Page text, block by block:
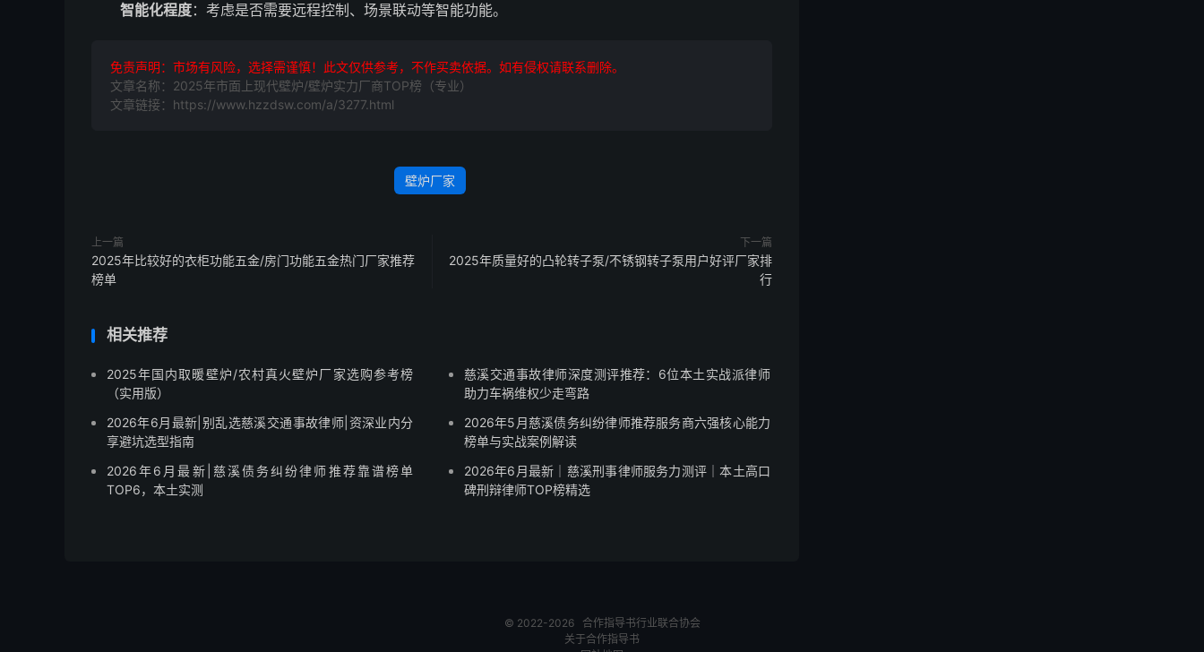
智能化程度：考虑是否需要远程控制、场景联动等智能功能。
免责声明：市场有风险，选择需谨慎！此文仅供参考，不作买卖依据。如有侵权请联系删除。
文章名称：2025年市面上现代壁炉/壁炉实力厂商TOP榜（专业）
文章链接：https://www.hzzdsw.com/a/3277.html
壁炉厂家
上一篇
2025年比较好的衣柜功能五金/房门功能五金热门厂家推荐
榜单
下一篇
2025年质量好的凸轮转子泵/不锈钢转子泵用户好评厂家排
行
相关推荐
2025年国内取暖壁炉/农村真火壁炉厂家选购参考榜
（实用版）
慈溪交通事故律师深度测评推荐：6位本土实战派律师
助力车祸维权少走弯路
2026年6月最新|别乱选慈溪交通事故律师|资深业内分
享避坑选型指南
2026年5月慈溪债务纠纷律师推荐服务商六强核心能力
榜单与实战案例解读
2026年6月最新|慈溪债务纠纷律师推荐靠谱榜单
TOP6，本土实测
2026年6月最新｜慈溪刑事律师服务力测评｜本土高口
碑刑辩律师TOP榜精选
© 2022-2026 合作指导书行业联合协会
关于合作指导书